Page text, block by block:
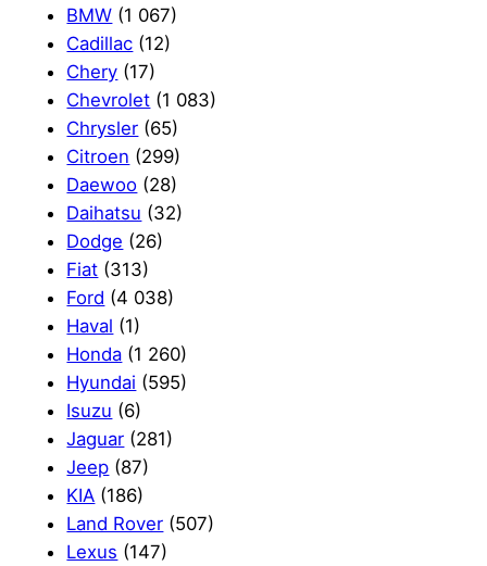
BMW (1 067)
Cadillac (12)
Chery (17)
Chevrolet (1 083)
Chrysler (65)
Citroen (299)
Daewoo (28)
Daihatsu (32)
Dodge (26)
Fiat (313)
Ford (4 038)
Haval (1)
Honda (1 260)
Hyundai (595)
Isuzu (6)
Jaguar (281)
Jeep (87)
KIA (186)
Land Rover (507)
Lexus (147)